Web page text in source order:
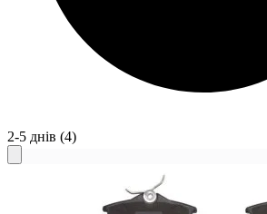
2-5 днів (4)